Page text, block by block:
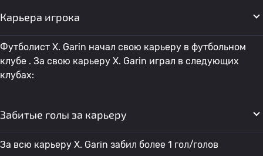
Карьера игрока
Футболист X. Garin начал свою карьеру в футбольном
клубе . За свою карьеру X. Garin играл в следующих
клубах:
Забитые голы за карьеру
За всю карьеру X. Garin забил более 1 гол/голов